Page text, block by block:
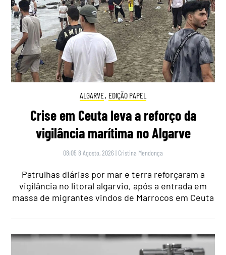
ALGARVE, EDIÇÃO PAPEL
Crise em Ceuta leva a reforço da
vigilância marítima no Algarve
08:05 8 Agosto, 2026 | Cristina Mendonça
Patrulhas diárias por mar e terra reforçaram a
vigilância no litoral algarvio, após a entrada em
massa de migrantes vindos de Marrocos em Ceuta